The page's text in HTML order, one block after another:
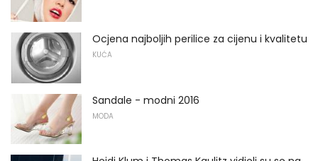
Ocjena najboljih perilice za cijenu i kvalitetu
KUĆA
Sandale - modni 2016
MODA